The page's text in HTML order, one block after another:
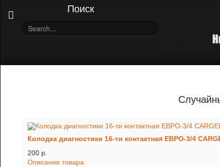
Поиск
Колодка диагностики 16-ти контактная ЕВРО-3/4
200 p.
Описание товара